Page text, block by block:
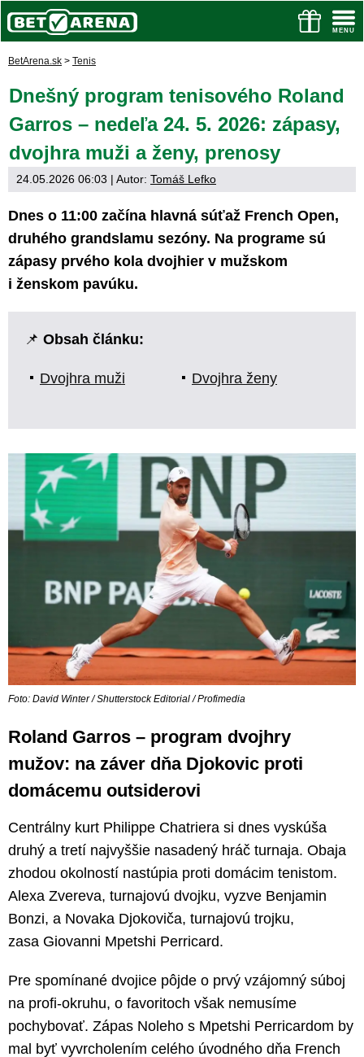
BetArena.sk > Tenis
Dnešný program tenisového Roland
Garros – nedeľa 24. 5. 2026: zápasy,
dvojhra muži a ženy, prenosy
24.05.2026 06:03 | Autor: Tomáš Lefko
Dnes o 11:00 začína hlavná súťaž French Open,
druhého grandslamu sezóny. Na programe sú
zápasy prvého kola dvojhier v mužskom
i ženskom pavúku.
📌 Obsah článku:
Dvojhra muži Dvojhra ženy
Foto: David Winter / Shutterstock Editorial / Profimedia
Roland Garros – program dvojhry
mužov: na záver dňa Djokovic proti
domácemu outsiderovi
Centrálny kurt Philippe Chatriera si dnes vyskúša
druhý a tretí najvyššie nasadený hráč turnaja. Obaja
zhodou okolností nastúpia proti domácim tenistom.
Alexa Zvereva, turnajovú dvojku, vyzve Benjamin
Bonzi, a Novaka Djokoviča, turnajovú trojku,
zasa Giovanni Mpetshi Perricard.
Pre spomínané dvojice pôjde o prvý vzájomný súboj
na profi-okruhu, o favoritoch však nemusíme
pochybovať. Zápas Noleho s Mpetshi Perricardom by
mal byť vyvrcholením celého úvodného dňa French